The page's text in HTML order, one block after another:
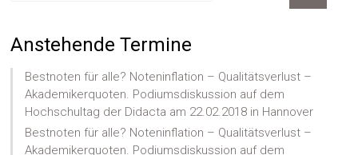
Anstehende Termine
Bestnoten für alle? Noteninflation – Qualitätsverlust –
Akademikerquoten. Podiumsdiskussion auf dem
Hochschultag der Didacta am 22.02.2018 in Hannover
Bestnoten für alle? Noteninflation – Qualitätsverlust –
Akademikerquoten. Podiumsdiskussion auf dem